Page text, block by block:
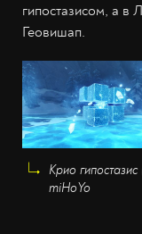
гипостазисом, а
Геовишап.
Крио
miHoYo